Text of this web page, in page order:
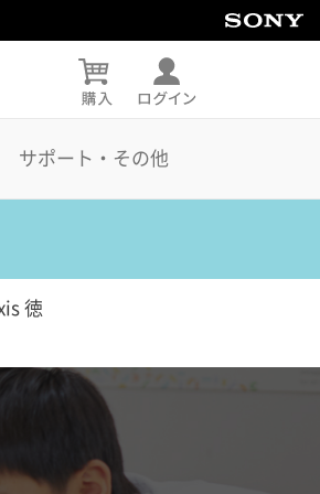
サポート・その他
徳